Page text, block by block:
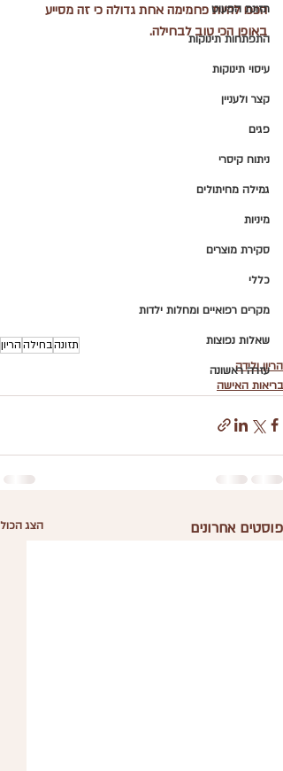
תזונת הפעוט
התפתחות תינוקות
עיסוי תינוקות
קצר ולעניין
פגים
ניתוח קיסרי
גמילה מחיתולים
מיניות
סקירת מוצרים
כללי
מקרים רפואיים ומחלות ילדות
שאלות נפוצות
עזרה ראשונה
הפכו להיות פחמימה אחת גדולה כי זה מסייע
באופן הכי טוב לבחילה.
תזונהבחילההריון
הריון ולידה
בריאות האישה
פוסטים אחרונים הצג הכול